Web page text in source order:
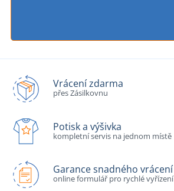
Vrácení zdarma
přes Zásilkovnu
Potisk a výšivka
kompletní servis na jednom místě
Garance snadného vrácení
online formulář pro rychlé vyřízení